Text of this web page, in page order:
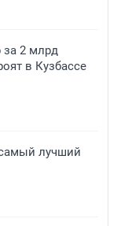
за 2 млрд
в Кузбассе
лучший